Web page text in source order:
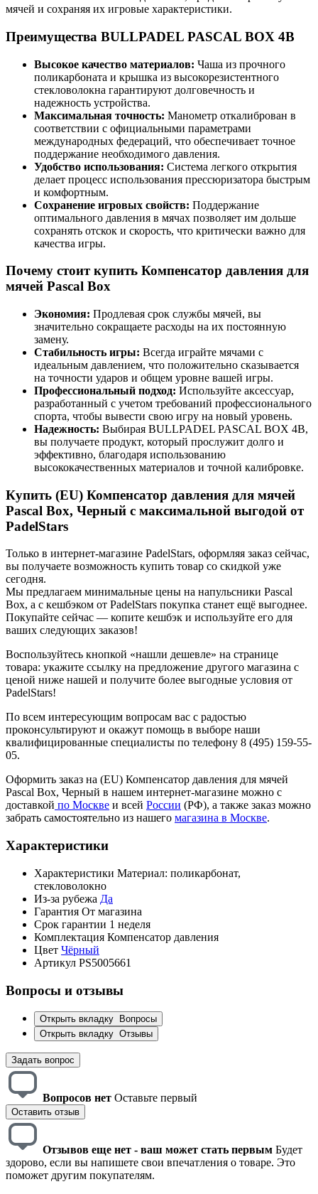
мячей и сохраняя их игровые характеристики.
Преимущества BULLPADEL PASCAL BOX 4B
Высокое качество материалов: Чаша из прочного
поликарбоната и крышка из высокорезистентного
стекловолокна гарантируют долговечность и
надежность устройства.
Максимальная точность: Манометр откалиброван в
соответствии с официальными параметрами
международных федераций, что обеспечивает точное
поддержание необходимого давления.
Удобство использования: Система легкого открытия
делает процесс использования прессюризатора быстрым
и комфортным.
Сохранение игровых свойств: Поддержание
оптимального давления в мячах позволяет им дольше
сохранять отскок и скорость, что критически важно для
качества игры.
Почему стоит купить Компенсатор давления для
мячей Pascal Box
Экономия: Продлевая срок службы мячей, вы
значительно сокращаете расходы на их постоянную
замену.
Стабильность игры: Всегда играйте мячами с
идеальным давлением, что положительно сказывается
на точности ударов и общем уровне вашей игры.
Профессиональный подход: Используйте аксессуар,
разработанный с учетом требований профессионального
спорта, чтобы вывести свою игру на новый уровень.
Надежность: Выбирая BULLPADEL PASCAL BOX 4B,
вы получаете продукт, который прослужит долго и
эффективно, благодаря использованию
высококачественных материалов и точной калибровке.
Купить (EU) Компенсатор давления для мячей
Pascal Box, Черный с максимальной выгодой от
PadelStars
Только в интернет-магазине PadelStars, оформляя заказ сейчас,
вы получаете возможность купить товар со скидкой уже
сегодня.
Мы предлагаем минимальные цены на напульсники Pascal
Box, а с кешбэком от PadelStars покупка станет ещё выгоднее.
Покупайте сейчас — копите кешбэк и используйте его для
ваших следующих заказов!
Воспользуйтесь кнопкой «нашли дешевле» на странице
товара: укажите ссылку на предложение другого магазина с
ценой ниже нашей и получите более выгодные условия от
PadelStars!
По всем интересующим вопросам вас с радостью
проконсультируют и окажут помощь в выборе наши
квалифицированные специалисты по телефону 8 (495) 159-55-
05.
Оформить заказ на (EU) Компенсатор давления для мячей
Pascal Box, Черный в нашем интернет-магазине можно с
доставкой по Москве и всей России (РФ), а также заказ можно
забрать самостоятельно из нашего магазина в Москве.
Характеристики
Характеристики Материал: поликарбонат,
стекловолокно
Из-за рубежа Да
Гарантия От магазина
Срок гарантии 1 неделя
Комплектация Компенсатор давления
Цвет Чёрный
Артикул PS5005661
Вопросы и отзывы
Открыть вкладку
Вопросы
Открыть вкладку Отзывы
Задать вопрос
Вопросов нет Оставьте первый
Оставить отзыв
Отзывов еще нет - ваш может стать первым Будет
здорово, если вы напишете свои впечатления о товаре. Это
поможет другим покупателям.